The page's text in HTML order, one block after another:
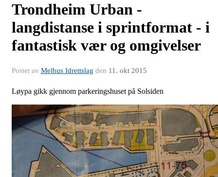
Trondheim Urban -
langdistanse i sprintformat - i
fantastisk vær og omgivelser
Postet av Melhus Idrettslag den 11. okt 2015
Løypa gikk gjennom parkeringshuset på Solsiden